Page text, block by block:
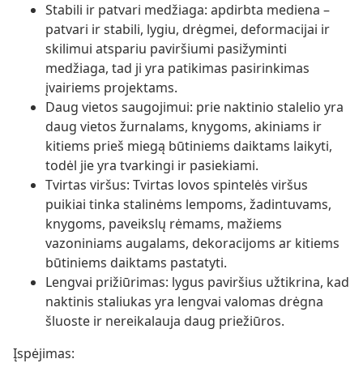
Stabili ir patvari medžiaga: apdirbta mediena –
patvari ir stabili, lygiu, drėgmei, deformacijai ir
skilimui atspariu paviršiumi pasižyminti
medžiaga, tad ji yra patikimas pasirinkimas
įvairiems projektams.
Daug vietos saugojimui: prie naktinio stalelio yra
daug vietos žurnalams, knygoms, akiniams ir
kitiems prieš miegą būtiniems daiktams laikyti,
todėl jie yra tvarkingi ir pasiekiami.
Tvirtas viršus: Tvirtas lovos spintelės viršus
puikiai tinka stalinėms lempoms, žadintuvams,
knygoms, paveikslų rėmams, mažiems
vazoniniams augalams, dekoracijoms ar kitiems
būtiniems daiktams pastatyti.
Lengvai prižiūrimas: lygus paviršius užtikrina, kad
naktinis staliukas yra lengvai valomas drėgna
šluoste ir nereikalauja daug priežiūros.
Įspėjimas: